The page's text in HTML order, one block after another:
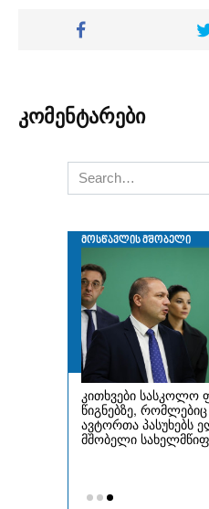
კომენტარები
Search
for: